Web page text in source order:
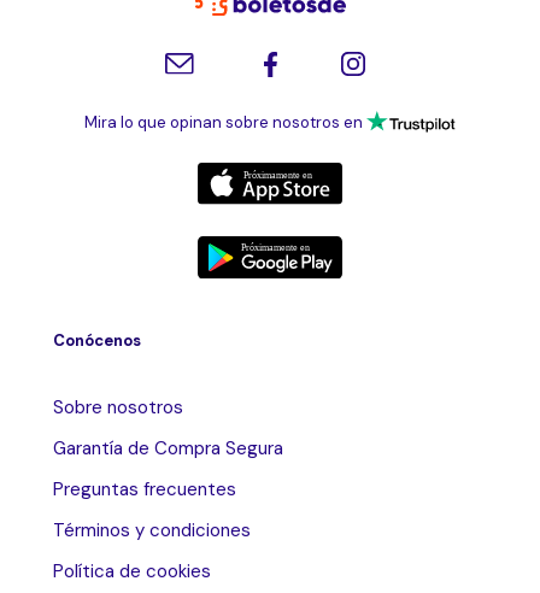
Mira lo que opinan sobre nosotros en
Conócenos
Sobre nosotros
Garantía de Compra Segura
Preguntas frecuentes
Términos y condiciones
Política de cookies